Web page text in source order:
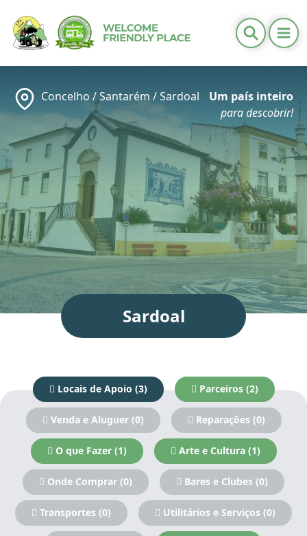
Informações Úteis
Calendários
Contactos
PT / EN
Concelho /Santarém /Sardoal
Um país inteiro
para descobrir!
Sardoal
Locais de Apoio (3) Parceiros (2)
Venda e Aluguer (0) Reparações (0)
O que Fazer (1) Arte e Cultura (1)
Onde Comprar (0) Bares e Clubes (0)
Transportes (0) Utilitários e Serviços (0)